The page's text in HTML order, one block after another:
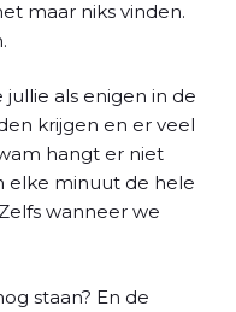
maar niks vinden.
als enigen in de
krijgen en er veel
hangt er niet
elke minuut de hele
wanneer we
staan? En de